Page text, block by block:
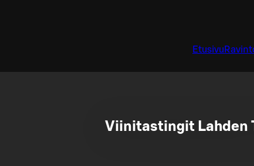
Etusivu
Viinitastingit Lahden